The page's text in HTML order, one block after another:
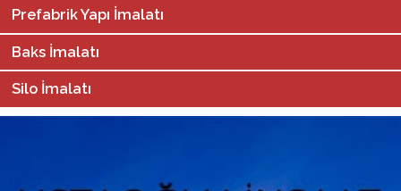
Prefabrik Yapı İmalatı
Baks İmalatı
Silo İmalatı